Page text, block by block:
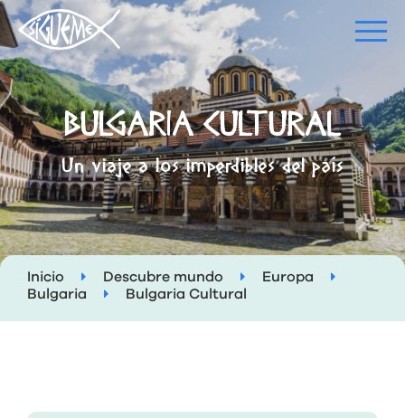
BULGARIA CULTURAL
Un viaje a los imperdibles del país
Inicio Descubre mundo
Europa
Bulgaria
Bulgaria Cultural